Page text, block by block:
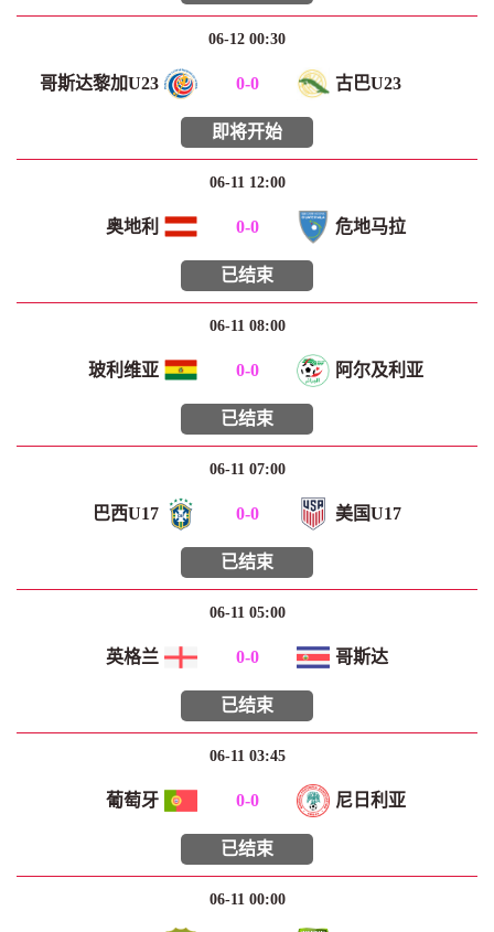
06-12 00:30
哥斯达黎加U23 0-0 古巴U23
即将开始
06-11 12:00
奥地利 0-0 危地马拉
已结束
06-11 08:00
玻利维亚 0-0 阿尔及利亚
已结束
06-11 07:00
巴西U17 0-0 美国U17
已结束
06-11 05:00
英格兰 0-0 哥斯达
已结束
06-11 03:45
葡萄牙 0-0 尼日利亚
已结束
06-11 00:00